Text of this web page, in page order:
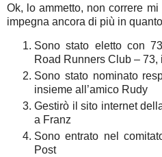
Ok, lo ammetto, non correre
impegna ancora di più in
Sono stato eletto con
Road Runners Club –
Sono stato nominato
insieme all’amico Rudy
Gestirò il sito internet
a Franz
Sono entrato nel
Post